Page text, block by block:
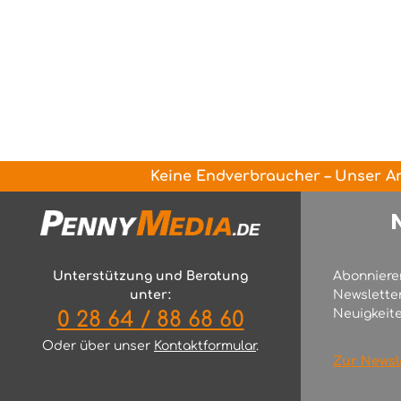
Keine Endverbraucher – Unser
Unterstützung und Beratung
unter:
0 28 64 / 88 68 60
Oder über unser Kontaktformular.
Zur